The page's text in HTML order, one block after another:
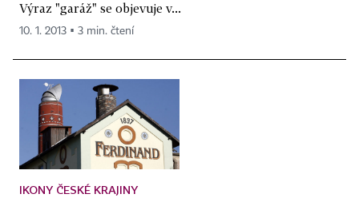
Výraz "garáž" se objevuje v...
10. 1. 2013 ▪ 3 min. čtení
IKONY ČESKÉ KRAJINY